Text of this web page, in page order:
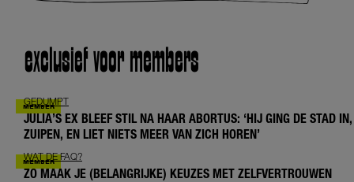
exclusief voor members
GEDUMPT
JULIA’S EX BLEEF STIL NA HAAR ABORTUS: ‘HIJ GING DE STAD IN,
ZUIPEN, EN LIET NIETS MEER VAN ZICH HOREN’
WAT DE FAQ?
ZO MAAK JE (BELANGRIJKE) KEUZES MET ZELFVERTROUWEN